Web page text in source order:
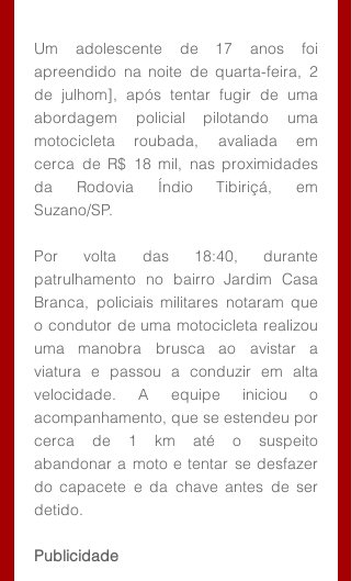
Um adolescente de 17 anos foi
apreendido na noite de quarta-feira, 2
de julhom], após tentar fugir de uma
abordagem policial pilotando uma
motocicleta roubada, avaliada em
cerca de R$ 18 mil, nas proximidades
da Rodovia Índio Tibiriçá, em
Suzano/SP.
Por volta das 18:40, durante
patrulhamento no bairro Jardim Casa
Branca, policiais militares notaram que
o condutor de uma motocicleta realizou
uma manobra brusca ao avistar a
viatura e passou a conduzir em alta
velocidade. A equipe iniciou o
acompanhamento, que se estendeu por
cerca de 1 km até o suspeito
abandonar a moto e tentar se desfazer
do capacete e da chave antes de ser
detido.
Publicidade